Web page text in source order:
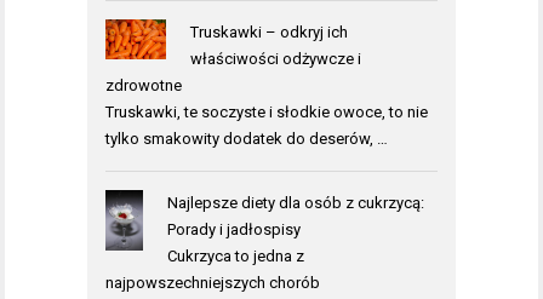
Truskawki – odkryj ich
właściwości odżywcze i
zdrowotne
Truskawki, te soczyste i słodkie owoce, to nie
tylko smakowity dodatek do deserów, …
Najlepsze diety dla osób z cukrzycą:
Porady i jadłospisy
Cukrzyca to jedna z
najpowszechniejszych chorób